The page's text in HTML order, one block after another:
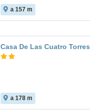
a 157 m
Casa De Las Cuatro Torres
a 178 m